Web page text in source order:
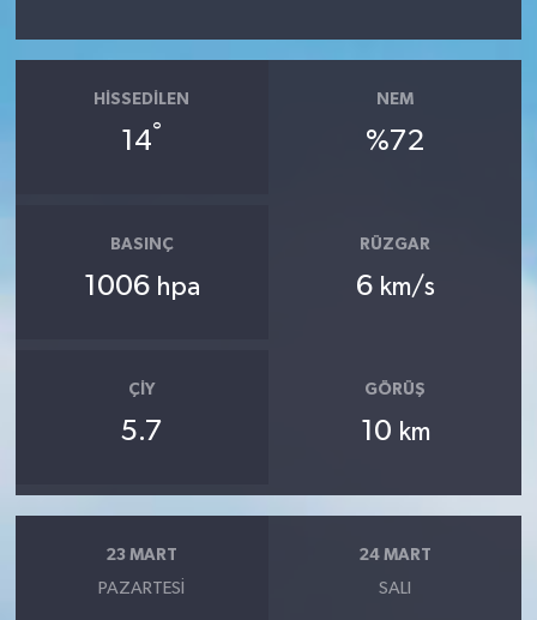
HISSEDILEN
14°
NEM
%72
BASINÇ
1006 hpa
RÜZGAR
6 km/s
ÇIY
5.7
GÖRÜŞ
10 km
23 MART
PAZARTESI
24 MART
SALI